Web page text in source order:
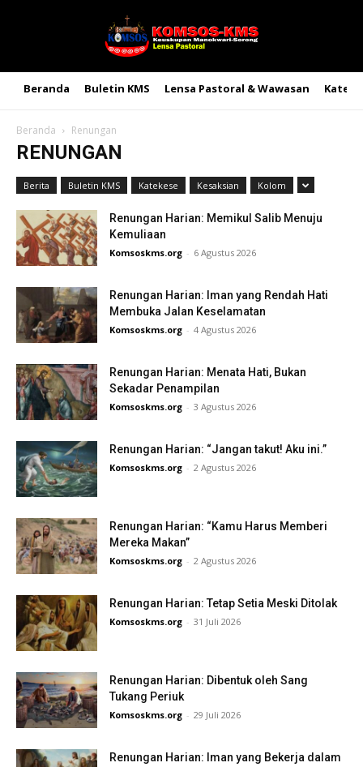
Beranda Buletin KMS Lensa Pastoral & Wawasan
Beranda Renungan
RENUNGAN
Berita Buletin KMS Katekese Kesaksian Kolom
Renungan Harian: Memikul Salib Menuju
Kemuliaan
Komsoskms.org - 6 Agustus 2026
Renungan Harian: Iman yang Rendah Hati
Membuka Jalan Keselamatan
Komsoskms.org - 4 Agustus 2026
Renungan Harian: Menata Hati, Bukan
Sekadar Penampilan
Komsoskms.org - 3 Agustus 2026
Renungan Harian: “Jangan takut! Aku ini.”
Komsoskms.org - 2 Agustus 2026
Renungan Harian: “Kamu Harus Memberi
Mereka Makan”
Komsoskms.org - 2 Agustus 2026
Renungan Harian: Tetap Setia Meski Ditolak
Komsoskms.org - 31 Juli 2026
Renungan Harian: Dibentuk oleh Sang
Tukang Periuk
Komsoskms.org - 29 Juli 2026
Renungan Harian: Iman yang Bekerja dalam